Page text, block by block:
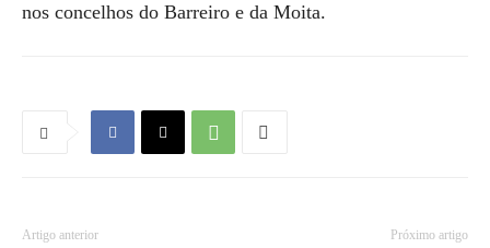
nos concelhos do Barreiro e da Moita.
Artigo anterior Próximo artigo